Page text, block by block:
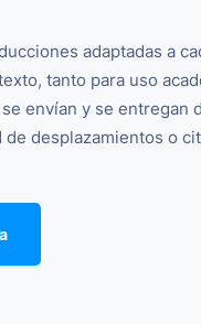
adaptadas a
tanto para uso
envían y se entregan
desplazamientos o